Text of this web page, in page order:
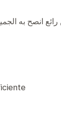
انصح به